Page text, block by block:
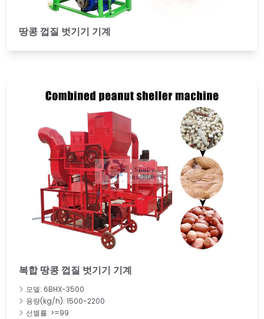
땅콩 껍질 벗기기 기계
복합 땅콩 껍질 벗기기 기계
모델: 6BHX-3500
용량(kg/h): 1500-2200
선별률: >=99